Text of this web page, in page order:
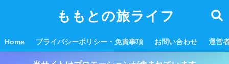
ももとの旅ライフ
Home プライバシーポリシー・免責事項 お問い合わせ 運営